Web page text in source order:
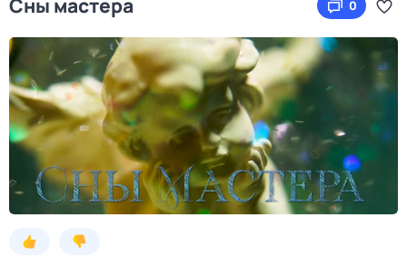
Сны мастера 0